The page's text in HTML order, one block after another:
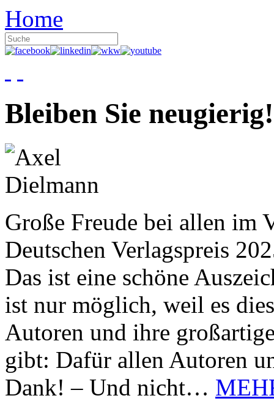
Home
Bleiben Sie neugierig!
Große Freude bei allen im
Deutschen Verlagspreis
Das ist eine schöne
ist nur möglich, weil es
Autoren und ihre
gibt: Dafür allen Autoren
Dank! – Und nicht…